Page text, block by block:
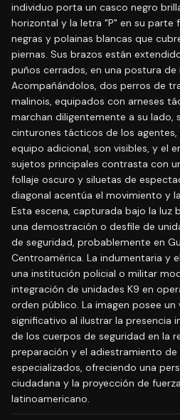
individuo porta un casco negro
horizontal y la letra "P" en su
negras y polainas blancas que
piernas. Sus brazos están
puños cerrados, en una postura
Acompañándolos, dos perros de
malinois, equipados con arneses
marchan diligentemente a su lado,
cinturones tácticos de los
equipo adicional, son visibles, y el
sujetos principales contrasta con
follaje oscuro y siluetas de
diagonal acentúa el movimiento y
Esta escena, capturada bajo la luz
una demostración o desfile de
de seguridad, probablemente en
Centroamérica. La indumentaria y
una institución policial o militar
integración de unidades K9 en
orden público. La imagen posee
significativo al ilustrar la presencia
de los cuerpos de seguridad en la
preparación y el adiestramiento de
especializados, ofreciendo una
ciudadana y la proyección de
latinoamericano.